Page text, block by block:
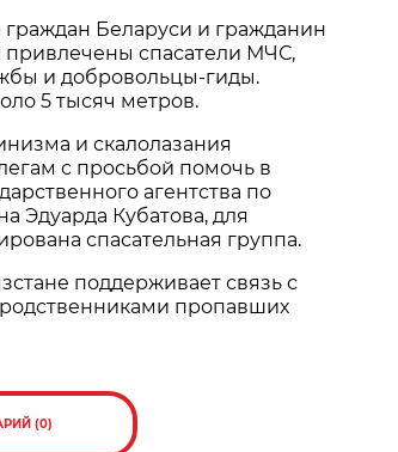
граждан Беларуси и гражданин
спасатели МЧС,
и добровольцы-гиды.
5 тысяч метров.
и скалолазания
с просьбой помочь в
агентства по
Эдуарда Кубатова, для
спасательная группа.
поддерживает связь с
пропавших
(0)